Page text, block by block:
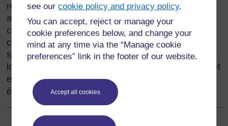
see ourcookie policy and privacy policy.
You can accept, reject or manage your
cookie preferences below, and change your
mind at any time via the “Manage cookie
preferences” link in the footer of our website.
Accept all cookies
relations entre adaptation et nutrition chez les
animaux. Dans cette section, nous étudions
comment inciter les élèves à poser des questions
commençant par « pourquoi ? » en nous appuyant
sur l’étude des animaux de notre environnement
local. Nous voyons également comment structurer et
enregistrer les observations des élèves sur les
écosystèmes et les espèces.